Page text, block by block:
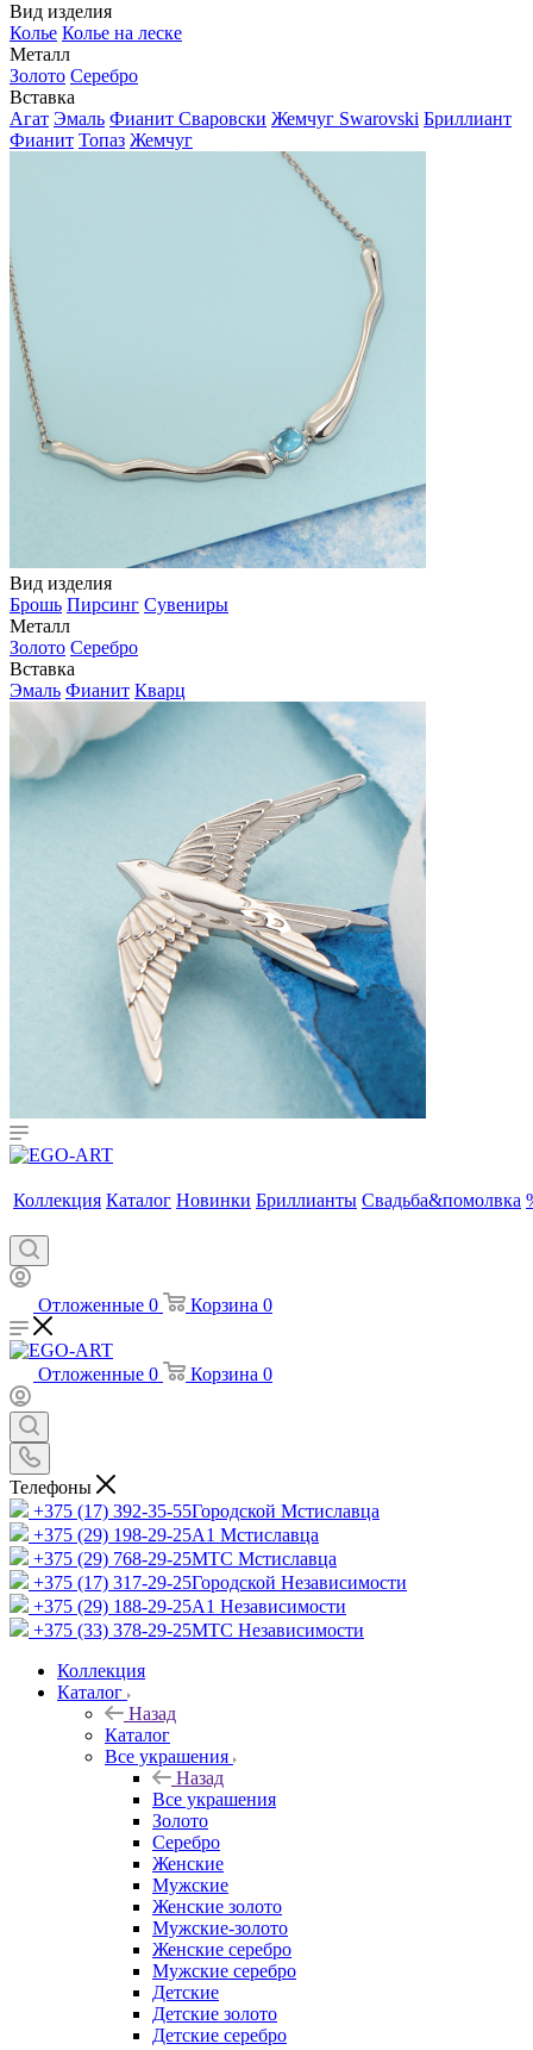
Вид изделия
Колье Колье на леске
Металл
Золото Серебро
Вставка
Агат Эмаль Фианит Сваровски Жемчуг Swarovski Бриллиант
Фианит Топаз Жемчуг
Вид изделия
Брошь Пирсинг Сувениры
Металл
Золото Серебро
Вставка
Эмаль Фианит Кварц
Коллекция Каталог Новинки Бриллианты Свадьба&помолвка
Отложенные 0 Корзина 0
Отложенные 0 Корзина 0
Телефоны
+375 (17) 392-35-55Городской Мстиславца
+375 (29) 198-29-25A1 Мстиславца
+375 (29) 768-29-25МТС Мстиславца
+375 (17) 317-29-25Городской Независимости
+375 (29) 188-29-25A1 Независимости
+375 (33) 378-29-25МТС Независимости
Коллекция
Каталог
Назад
Каталог
Все украшения
Назад
Все украшения
Золото
Серебро
Женские
Мужские
Женские золото
Мужские-золото
Женские серебро
Мужские серебро
Детские
Детские золото
Детские серебро